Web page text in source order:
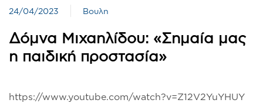
24/04/2023 Βουλη
Δόμνα Μιχαηλίδου: «Σημαία μας
η παιδική προστασία»
https://www.youtube.com/watch?v=Z12V2YuYHUY